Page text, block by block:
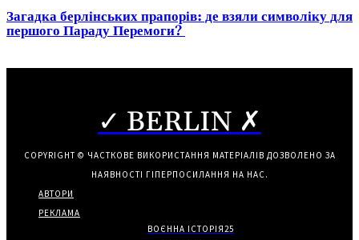
Загадка берлінських прапорів: де взяли символіку для
першого Параду Перемоги?
✓ BERLIN ✗
COPYRIGHT © ЧАСТКОВЕ ВИКОРИСТАННЯ МАТЕРІАЛІВ ДОЗВОЛЕНО ЗА
НАЯВНОСТІ ГІПЕРПОСИЛАННЯ НА НАС.
АВТОРИ
РЕКЛАМА
ВОЄННА ІСТОРІЯ25